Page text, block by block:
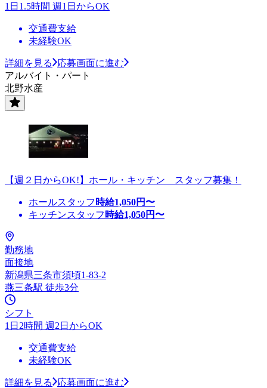
1日1.5時間 週1日からOK
交通費支給
未経験OK
詳細を見る
応募画面に進む
アルバイト・パート
北野水産
【週２日からOK!】ホール・キッチン スタッフ募集！
ホールスタッフ 時給1,050円〜
キッチンスタッフ 時給1,050円〜
勤務地
面接地
新潟県三条市須頃1-83-2
燕三条駅 徒歩3分
シフト
1日2時間 週2日からOK
交通費支給
未経験OK
詳細を見る
応募画面に進む